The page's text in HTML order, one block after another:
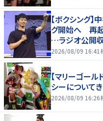
【ボクシング
グ開始へ 再起
…ラジオ公開
2026/08/09 16:41
【マリーゴール
シーについて
2026/08/09 16:26